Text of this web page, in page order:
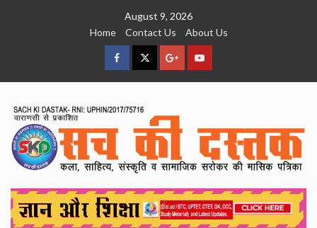
August 9, 2026
Home
Contact Us About Us
facebookTwitterGoogleYouTube